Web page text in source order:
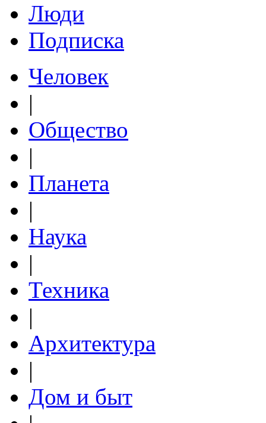
Люди
Подписка
Человек
|
Общество
|
Планета
|
Наука
|
Техника
|
Архитектура
|
Дом и быт